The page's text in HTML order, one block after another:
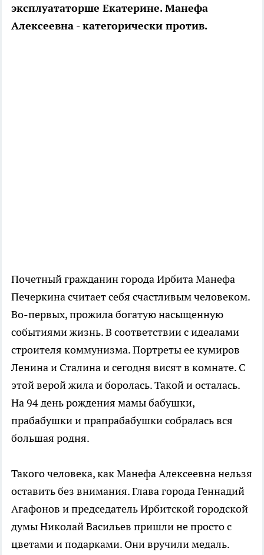
эксплуататорше Екатерине. Манефа
Алексеевна - категорически против.
Почетный гражданин города Ирбита Манефа
Печеркина считает себя счастливым человеком.
Во-первых, прожила богатую насыщенную
событиями жизнь. В соответствии с идеалами
строителя коммунизма. Портреты ее кумиров
Ленина и Сталина и сегодня висят в комнате. С
этой верой жила и боролась. Такой и осталась.
На 94 день рождения мамы бабушки,
прабабушки и прапрабабушки собралась вся
большая родня.
Такого человека, как Манефа Алексеевна нельзя
оставить без внимания. Глава города Геннадий
Агафонов и председатель Ирбитской городской
думы Николай Васильев пришли не просто с
цветами и подарками. Они вручили медаль.